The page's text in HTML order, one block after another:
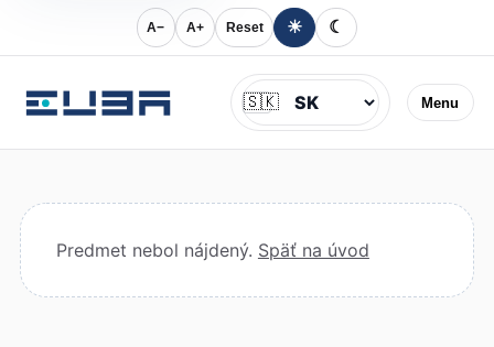
A− A+ Reset ☀ ☾
Menu
Jazyk
🇸🇰
Predmet nebol nájdený. Späť na úvod